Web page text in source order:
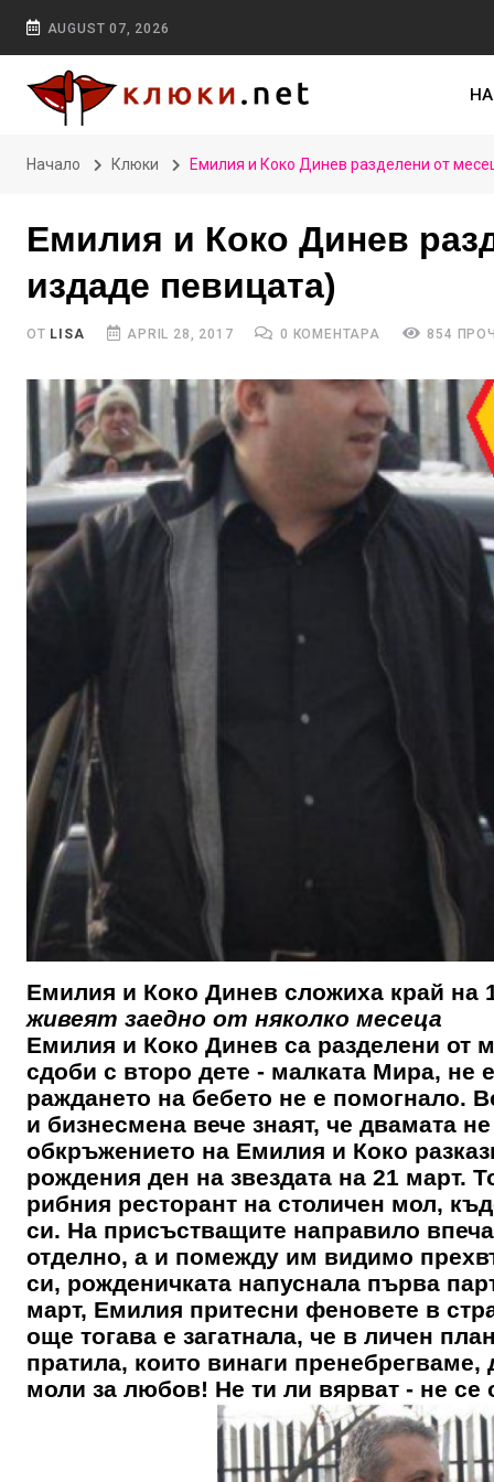
AUGUST 07, 2026
Начало Клюки Емилия и Коко Динев разделени от
Емилия и Коко Динев
издаде певицата)
ОТ LISA APRIL 28, 2017 0 КОМЕНТАРА 854
Емилия и Коко Динев сложиха край на
живеят заедно от няколко месеца
Емилия и Коко Динев са разделени от
сдоби с второ дете - малката Мира, не
раждането на бебето не е помогнало.
и бизнесмена вече знаят, че двамата
обкръжението на Емилия и Коко
рождения ден на звездата на 21 март.
рибния ресторант на столичен мол,
си. На присъстващите направило
отделно, а и помежду им видимо
си, рожденичката напуснала първа
март, Емилия притесни феновете в
още тогава е загатнала, че в личен
пратила, които винаги
моли за любов! Не ти ли вярват - не се